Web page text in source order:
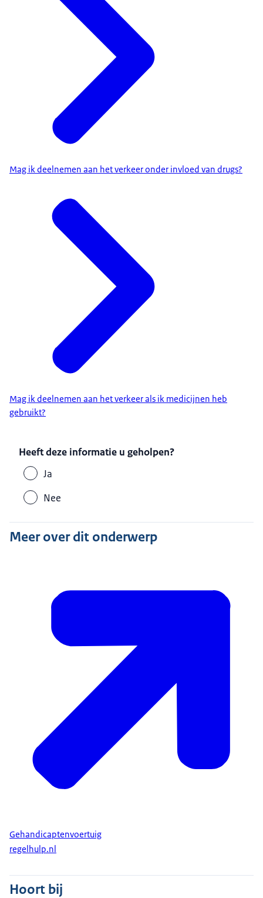
Mag ik deelnemen aan het verkeer onder invloed van drugs?
Mag ik deelnemen aan het verkeer als ik medicijnen heb
gebruikt?
Heeft deze informatie u geholpen?
Ja
Nee
Meer over dit onderwerp
Gehandicaptenvoertuig
regelhulp.nl
Hoort bij